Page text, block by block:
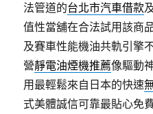
法管道的台北市汽車借款
值性當舖在合法試用該商
及賽車性能機油共軌引擎
營靜電油煙機推薦像驅動
用最輕鬆來自日本的快速
式美體誠信可靠最貼心免